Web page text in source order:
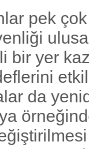
pek
bir yer
da